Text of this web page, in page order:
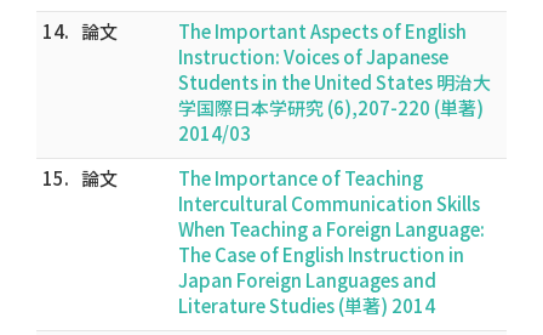
14. 論文
The Important Aspects of English
Instruction: Voices of Japanese
Students in the United States 明治大
学国際日本学研究 (6),207-220 (単著)
2014/03
15. 論文
The Importance of Teaching
Intercultural Communication Skills
When Teaching a Foreign Language:
The Case of English Instruction in
Japan Foreign Languages and
Literature Studies (単著) 2014